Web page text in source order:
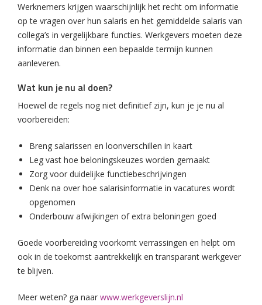
Werknemers krijgen waarschijnlijk het recht om informatie
op te vragen over hun salaris en het gemiddelde salaris van
collega’s in vergelijkbare functies. Werkgevers moeten deze
informatie dan binnen een bepaalde termijn kunnen
aanleveren.
Wat kun je nu al doen?
Hoewel de regels nog niet definitief zijn, kun je je nu al
voorbereiden:
Breng salarissen en loonverschillen in kaart
Leg vast hoe beloningskeuzes worden gemaakt
Zorg voor duidelijke functiebeschrijvingen
Denk na over hoe salarisinformatie in vacatures wordt
opgenomen
Onderbouw afwijkingen of extra beloningen goed
Goede voorbereiding voorkomt verrassingen en helpt om
ook in de toekomst aantrekkelijk en transparant werkgever
te blijven.
Meer weten? ga naar www.werkgeverslijn.nl